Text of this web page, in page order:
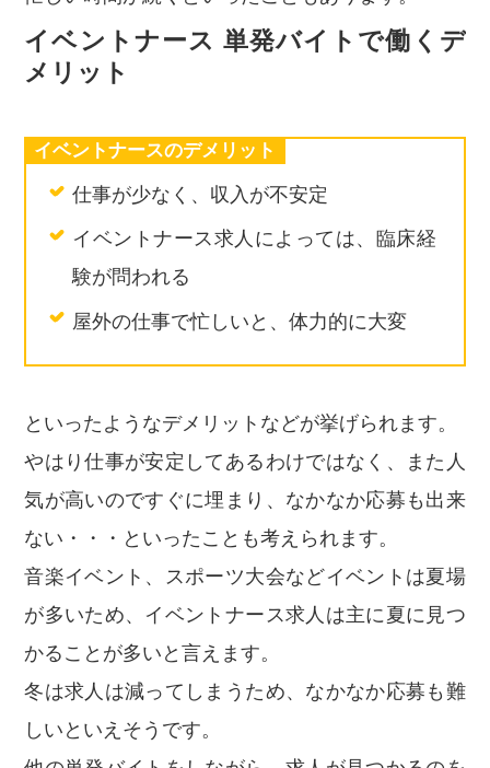
イベントナース 単発バイトで働くデ
メリット
イベントナースのデメリット
仕事が少なく、収入が不安定
イベントナース求人によっては、臨床経
験が問われる
屋外の仕事で忙しいと、体力的に大変
といったようなデメリットなどが挙げられます。
やはり仕事が安定してあるわけではなく、また人
気が高いのですぐに埋まり、なかなか応募も出来
ない・・・といったことも考えられます。
音楽イベント、スポーツ大会などイベントは夏場
が多いため、イベントナース求人は主に夏に見つ
かることが多いと言えます。
冬は求人は減ってしまうため、なかなか応募も難
しいといえそうです。